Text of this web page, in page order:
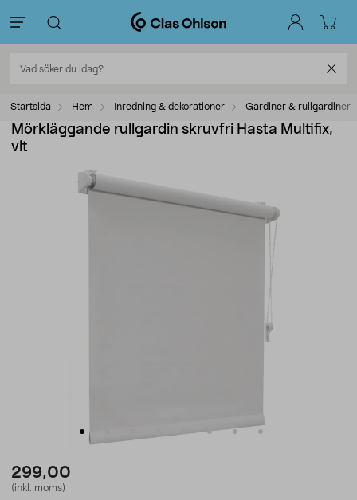
Startsida Hem Inredning & dekorationer Gardiner & rullgardiner
Mörkläggande rullgardin skruvfri Hasta Multifix,
vit
299,00
(inkl. moms)